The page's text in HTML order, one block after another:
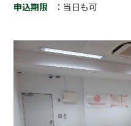
申込期限
：当日も可